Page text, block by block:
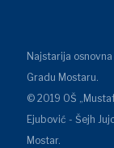
Najstarija osnovna
Gradu Mostaru.
© 2019 OŠ
Ejubović - Šejh
Mostar.